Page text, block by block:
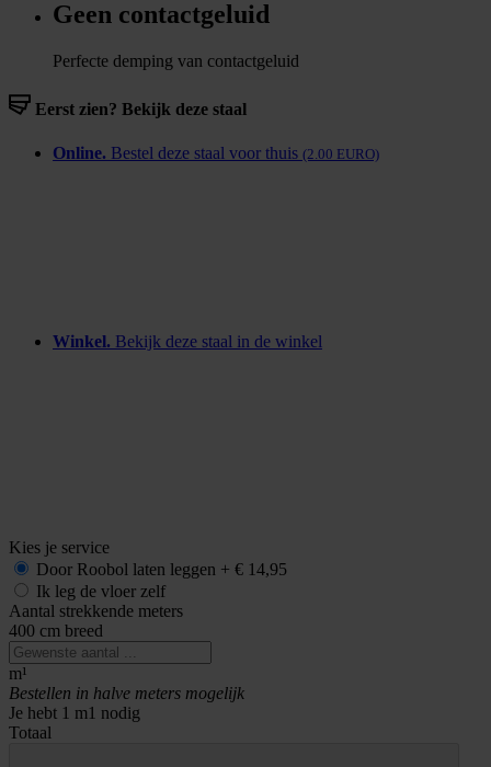
Geen contactgeluid
Perfecte demping van contactgeluid
Eerst zien? Bekijk deze staal
Online. Bestel deze staal voor thuis (2.00 EURO)
Winkel. Bekijk deze staal in de winkel
Kies je service
Door Roobol laten leggen + € 14,95
Ik leg de vloer zelf
Aantal strekkende meters
400 cm breed
m¹
Bestellen in halve meters mogelijk
Je hebt 1 m1 nodig
Totaal